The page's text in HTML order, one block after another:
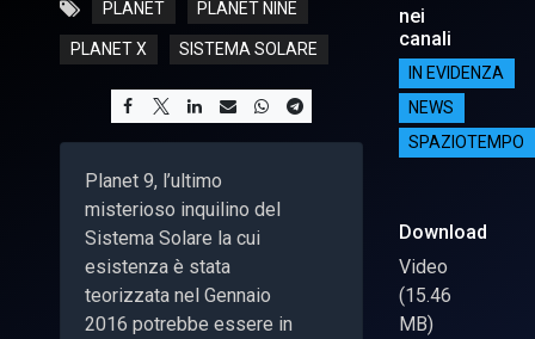
PLANET PLANET NINE
PLANET X SISTEMA SOLARE
Planet 9, l’ultimo
misterioso inquilino del
Sistema Solare la cui
esistenza è stata
teorizzata nel Gennaio
2016 potrebbe essere in
nei
canali
IN EVIDENZA
NEWS
SPAZIOTEMPO
Download
Video
(15.46
MB)